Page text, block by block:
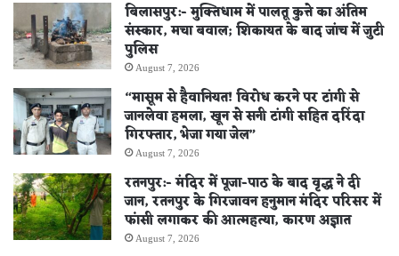
बिलासपुर:- मुक्तिधाम में पालतू कुत्ते का अंतिम
संस्कार, मचा बवाल; शिकायत के बाद जांच में जुटी
पुलिस
August 7, 2026
“मासूम से हैवानियत! विरोध करने पर टांगी से
जानलेवा हमला, खून से सनी टांगी सहित दरिंदा
गिरफ्तार, भेजा गया जेल”
August 7, 2026
रतनपुर:- मंदिर में पूजा-पाठ के बाद वृद्ध ने दी
जान, रतनपुर के गिरजावन हनुमान मंदिर परिसर में
फांसी लगाकर की आत्महत्या, कारण अज्ञात
August 7, 2026